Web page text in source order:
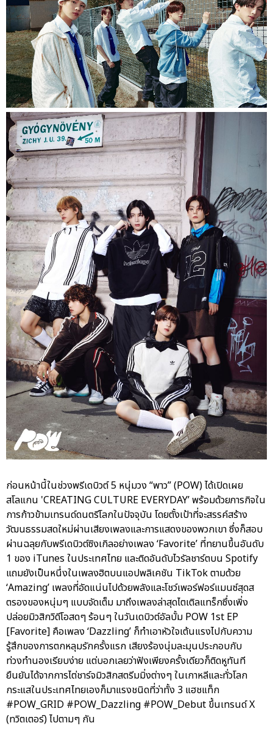
ก่อนหน้านี้ในช่วงพรีเดบิวต์ 5 หนุ่มวง “พาว” (POW) ได้เปิดเผย
สโลแกน 'CREATING CULTURE EVERYDAY’ พร้อมด้วยภารกิจใน
การก้าวข้ามเทรนด์ดนตรีโลกในปัจจุบัน โดยตั้งเป้าที่จะสรรค์สร้าง
วัฒนธรรมสดใหม่ผ่านเสียงเพลงและการแสดงของพวกเขา ซึ่งก็สอบ
ผ่านฉลุยกับพรีเดบิวต์ซิงเกิลอย่างเพลง ‘Favorite’ ที่ทยานขึ้นอันดับ
1 ของ iTunes ในประเทศไทย และติดอันดับไวรัลชาร์ตบน Spotify
แถมยังเป็นหนึ่งในเพลงฮิตบนแอปพลิเคชัน TikTok ตามด้วย
‘Amazing’ เพลงที่อัดแน่นไปด้วยพลังและโชว์เพอร์ฟอร์แมนซ์สุดส
ตรองของหนุ่มๆ แบบจัดเต็ม มาถึงเพลงล่าสุดไตเติลแทร็กซึ่งเพิ่ง
ปล่อยมิวสิกวิดีโอสดๆ ร้อนๆ ในวันเดบิวต์อัลบั้ม POW 1st EP
[Favorite] คือเพลง ‘Dazzling’ ก็ทำเอาหัวใจเต้นแรงไปกับความ
รู้สึกของการตกหลุมรักครั้งแรก เสียงร้องนุ่มละมุนประกอบกับ
ท่วงทำนองเรียบง่าย แต่บอกเลยว่าฟังเพียงครั้งเดียวก็ติดหูทันที
ยืนยันได้จากการไต่ชาร์จมิวสิกสตรีมมิ่งต่างๆ ในเกาหลีและทั่วโลก
กระแสในประเทศไทยเองก็มาแรงชนิดที่ว่าทั้ง 3 แฮชแท็ก
#POW_GRID #POW_Dazzling #POW_Debut ขึ้นเทรนด์ X
(ทวิตเตอร์) ไปตามๆ กัน